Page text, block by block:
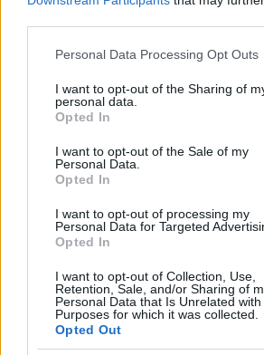
Please note that this website/app uses
not limited to your visit or usage
grant or deny consent to Google and its
use your data for below specified
consent section.
Personal Data Processing Opt Outs
I want to opt-out of the Sharing of
personal data.
Opted In
I want to opt-out of the Sale of my
Personal Data.
Opted In
I want to opt-out of processing my
Personal Data for Targeted
Opted In
I want to opt-out of Collection, Use,
Retention, Sale, and/or Sharing of
Personal Data that Is Unrelated
Purposes for which it was collected.
Opted Out
Block by Blockegy olyan kreatív
készséget, logikus gondolkodást
készséget. 60 különböző
megoldások a kártyák túloldalán
Egyedül is játszható, de egy
párbajozni is lehet akár. Ára: 3.980